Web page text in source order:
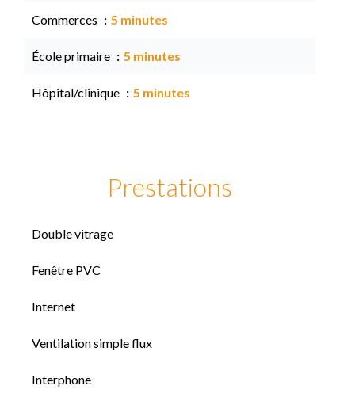
Commerces 5 minutes
École primaire 5 minutes
Hôpital/clinique 5 minutes
Prestations
Double vitrage
Fenêtre PVC
Internet
Ventilation simple flux
Interphone